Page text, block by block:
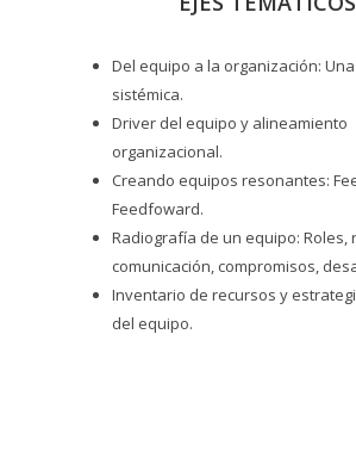
Del equipo a la organización:
sistémica.
Driver del equipo y alineamiento
organizacional.
Creando equipos resonantes:
Feedfoward.
Radiografía de un equipo: Roles,
comunicación, compromisos,
Inventario de recursos y
del equipo.